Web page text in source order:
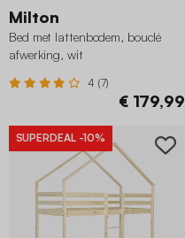
Milton
Bed met lattenbodem, bouclé
afwerking, wit
4 (7)
€ 179,99
SUPERDEAL -10%